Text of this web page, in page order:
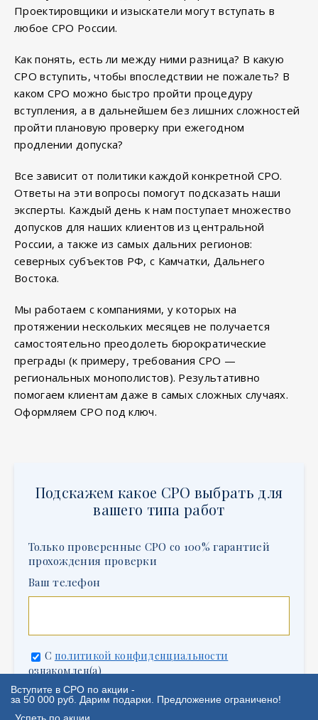
Вступите в СРО по акции -
за 50 000 руб. Дарим подарки. Предложение ограничено!
Проектировщики и изыскатели могут вступать в
любое СРО России.
Как понять, есть ли между ними разница? В какую
СРО вступить, чтобы впоследствии не пожалеть? В
каком СРО можно быстро пройти процедуру
вступления, а в дальнейшем без лишних сложностей
пройти плановую проверку при ежегодном
продлении допуска?
Все зависит от политики каждой конкретной СРО.
Ответы на эти вопросы помогут подсказать наши
эксперты. Каждый день к нам поступает множество
допусков для наших клиентов из центральной
России, а также из самых дальних регионов:
северных субъектов РФ, с Камчатки, Дальнего
Востока.
Мы работаем с компаниями, у которых на
протяжении нескольких месяцев не получается
самостоятельно преодолеть бюрократические
преграды (к примеру, требования СРО —
региональных монополистов). Результативно
помогаем клиентам даже в самых сложных случаях.
Оформляем СРО под ключ.
Подскажем какое СРО выбрать для
вашего типа работ
Только проверенные СРО со 100% гарантией
прохождения проверки
Ваш телефон
С политикой конфиденциальности
ознакомлен(а)
Отправить запрос